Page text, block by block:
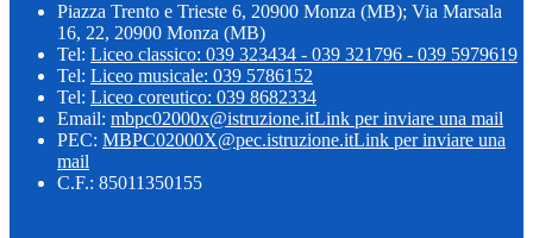
Piazza Trento e Trieste 6, 20900 Monza (MB); Via Marsala
16, 22, 20900 Monza (MB)
Tel: Liceo classico: 039 323434 - 039 321796 - 039 5979619
Tel: Liceo musicale: 039 5786152
Tel: Liceo coreutico: 039 8682334
Email: mbpc02000x@istruzione.itLink per inviare una mail
PEC: MBPC02000X@pec.istruzione.itLink per inviare una
mail
C.F.: 85011350155